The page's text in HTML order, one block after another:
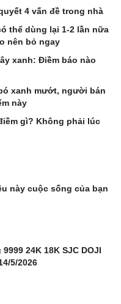
4 vấn đề trong nhà
thể dùng lại 1-2 lần nữa
nên bỏ ngay
xanh: Điềm báo nào
xanh mướt, người bán
này
gì? Không phải lúc
này cuộc sống của bạn
24K 18K SJC DOJI
5/2026